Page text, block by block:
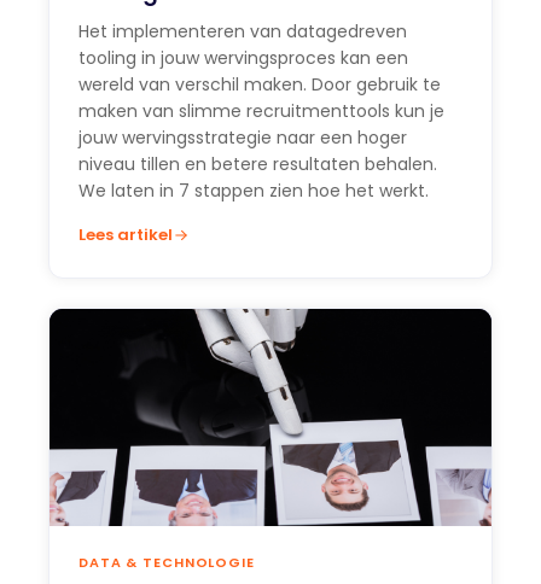
Het implementeren van datagedreven
tooling in jouw wervingsproces kan een
wereld van verschil maken. Door gebruik te
maken van slimme recruitmenttools kun je
jouw wervingsstrategie naar een hoger
niveau tillen en betere resultaten behalen.
We laten in 7 stappen zien hoe het werkt.
Lees artikel
DATA & TECHNOLOGIE